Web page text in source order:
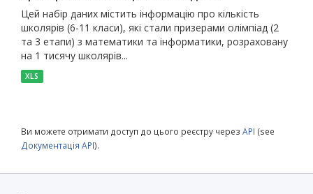
Цей набір даних містить інформацію про кількість
школярів (6-11 класи), які стали призерами олімпіад (2
та 3 етапи) з математики та інформатики, розраховану
на 1 тисячу школярів...
XLS
Ви можете отримати доступ до цього реєстру через API (see
Документація API).